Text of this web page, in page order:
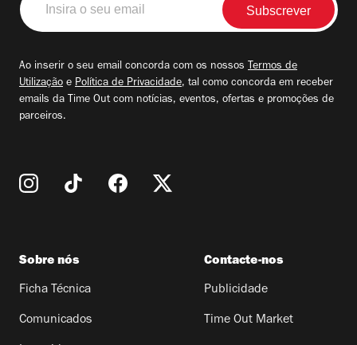
o
seu
Ao inserir o seu email concorda com os nossos Termos de
Utilização e Política de Privacidade, tal como concorda em receber
emails da Time Out com notícias, eventos, ofertas e promoções de
parceiros.
Sobre nós
Ficha Técnica
Comunicados
Contacte-nos
Publicidade
Time Out Market